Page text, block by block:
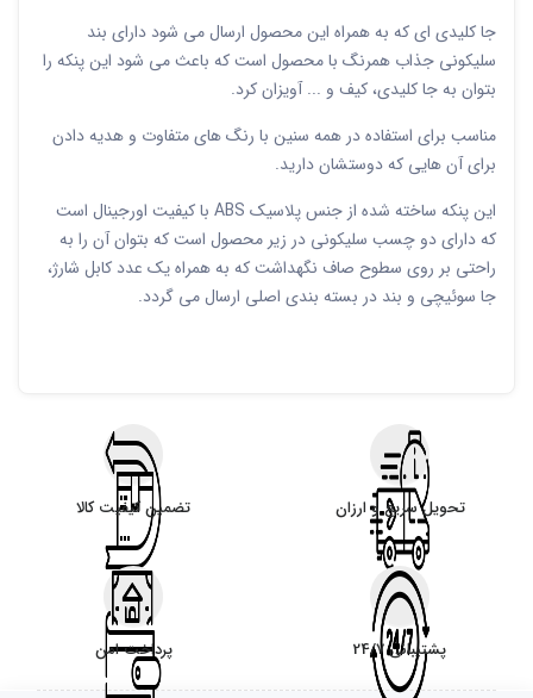
جا کلیدی ای که به همراه این محصول ارسال می شود دارای بند
سلیکونی جذاب همرنگ با محصول است که باعث می شود این پنکه را
بتوان به جا کلیدی، کیف و ... آویزان کرد.
مناسب برای استفاده در همه سنین با رنگ های متفاوت و هدیه دادن
برای آن هایی که دوستشان دارید.
این پنکه ساخته شده از جنس پلاسیک ABS با کیفیت اورجینال است
که دارای دو چسب سلیکونی در زیر محصول است که بتوان آن را به
راحتی بر روی سطوح صاف نگهداشت که به همراه یک عدد کابل شارژ،
جا سوئیچی و بند در بسته بندی اصلی ارسال می گردد.
تحویل سریع و ارزان تضمین کیفیت کالا
پشتیبانی 24/7 پرداخت امن